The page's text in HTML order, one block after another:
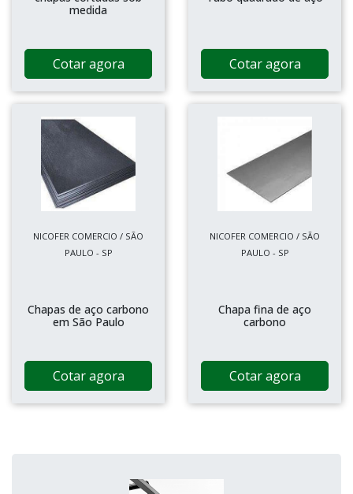
medida
Cotar agora Cotar agora
NICOFER COMERCIO / SÃO
PAULO - SP
Chapas de aço carbono
em São Paulo
Cotar agora
NICOFER COMERCIO / SÃO
PAULO - SP
Chapa fina de aço
carbono
Cotar agora